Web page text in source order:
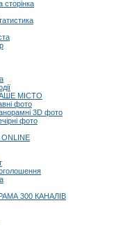
сторінка
МІСТО
фото
3D фото
фото
ONLINE
300 КАНАЛІВ